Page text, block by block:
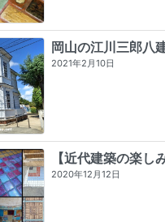
岡山の江川三郎八
2021年2月10日
【近代建築の楽し
2020年12月12日